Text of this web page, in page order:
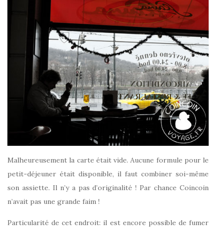
Malheureusement la carte était vide. Aucune formule pour le
petit-déjeuner était disponible, il faut combiner soi-même
son assiette. Il n’y a pas d’originalité ! Par chance Coincoin
n’avait pas une grande faim !
Particularité de cet endroit: il est encore possible de fumer